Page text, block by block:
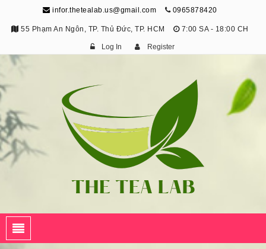
infor.thetealab.us@gmail.com 0965878420
55 Phạm An Ngôn, TP. Thủ Đức, TP. HCM 7:00 SA - 18:00 CH
Log In Register